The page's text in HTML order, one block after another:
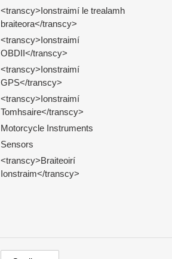
<transcy>Ionstraimí le trealamh
braiteora</transcy>
<transcy>Ionstraimí
OBDII</transcy>
<transcy>Ionstraimí
GPS</transcy>
<transcy>Ionstraimí
Tomhsaire</transcy>
Motorcycle Instruments
Sensors
<transcy>Braiteoirí
Ionstraim</transcy>